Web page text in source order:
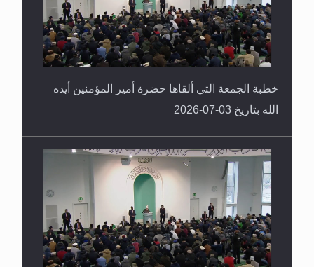
خطبة الجمعة التي ألقاها حضرة أمير المؤمنين أيده
الله بتاريخ 03-07-2026